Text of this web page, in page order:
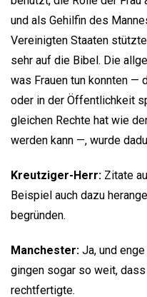
und als Gehilfin des
Vereinigten Staaten
sehr auf die Bibel. Die
was Frauen tun konnten —
oder in der Öffentlichkeit
gleichen Rechte hat wie
werden kann —, wurde
Kreutziger-Herr: Zitate
Beispiel auch dazu
begründen.
Manchester: Ja, und
gingen sogar so weit,
rechtfertigte.